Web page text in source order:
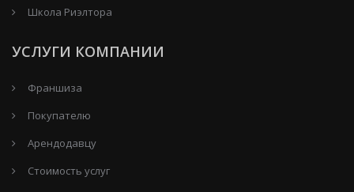
Школа Риэлтора
УСЛУГИ КОМПАНИИ
Франшиза
Покупателю
Арендодавцу
Стоимость услуг